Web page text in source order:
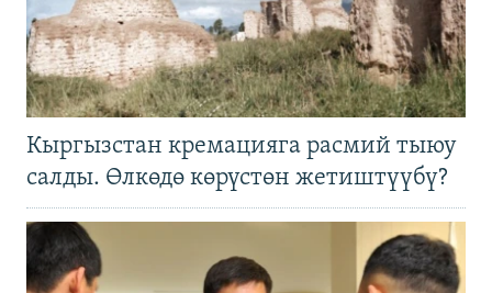
Кыргызстан кремацияга расмий тыюу
салды. Өлкөдө көрүстөн жетиштүүбү?